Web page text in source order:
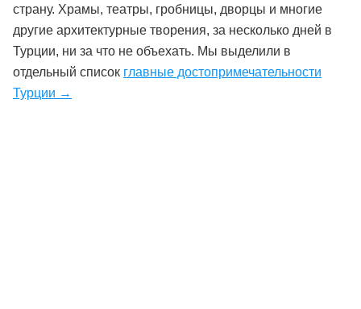
страну. Храмы, театры, гробницы, дворцы и многие
другие архитектурные творения, за несколько дней в
Турции, ни за что не объехать. Мы выделили в
отдельный список главные достопримечательности
Турции →